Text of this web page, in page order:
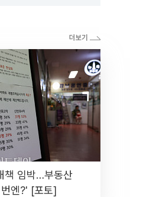
책 임박…부동산
엔?' [포토]